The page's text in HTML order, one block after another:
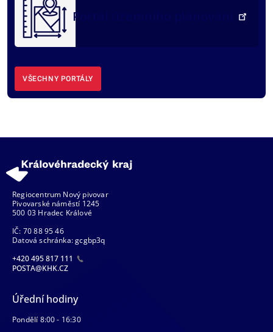
Portál územního plánování
VŠECHNY PORTÁLY
Regiocentrum Nový pivovar
Pivovarské náměstí 1245
500 03 Hradec Králové
IČ: 70 88 95 46
Datová schránka: gcgbp3q
+420 495 817 111
POSTA@KHK.CZ
Úřední hodiny
Pondělí 8:00 - 16:30